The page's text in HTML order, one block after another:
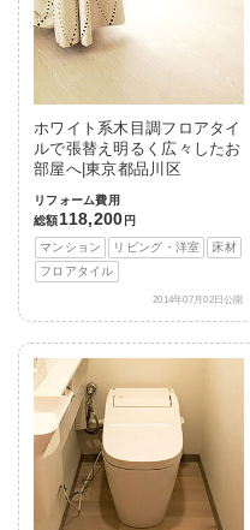
ホワイト系木目調フロアタイ
ルで張替え明るく広々したお
部屋へ|東京都品川区
リフォーム費用
総額118,200 円
マンション
リビング・洋室
床材
フロアタイル
2014年07月02日公開